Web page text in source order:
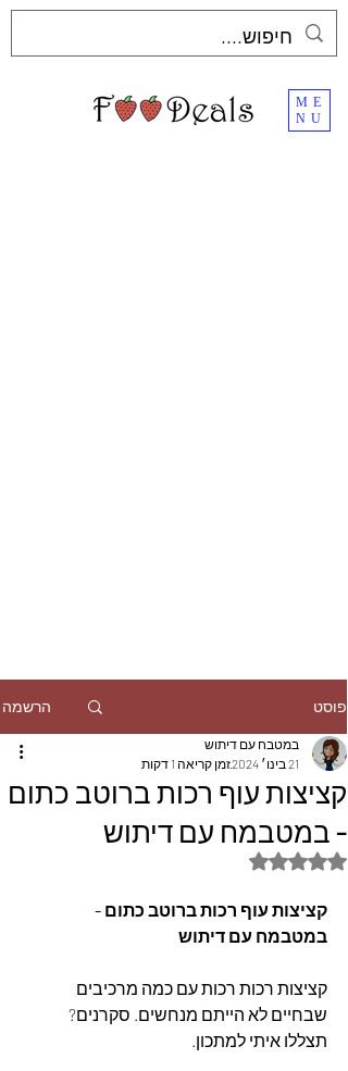
ME
NU
פוסט הרשמה
קציצות עוף רכות ברוטב כתום
- במטבמח עם דיתוש
במטבח עם דיתוש
21 בינו׳ 2024
זמן קריאה 1 דקות
דירוג של NaN מתוך 5 כוכבים
קציצות עוף רכות ברוטב כתום -
במטבמח עם דיתוש
קציצות רכות רכות עם כמה מרכיבים
שבחיים לא הייתם מנחשים. סקרנים?
תצללו איתי למתכון.